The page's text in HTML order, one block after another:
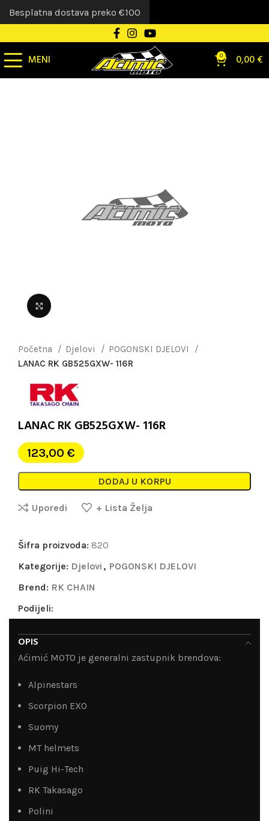
MENI 0 0,00€
Početna Djelovi
POGONSKI DJELOVI
LANAC RK GB525GXW- 116R
LANAC RK GB525GXW- 116R
123,00 €
DODAJ U KORPU
Uporedi + Lista Želja
Šifra proizvoda: 820
Kategorije: Djelovi , POGONSKI DJELOVI
Brend: RK CHAIN
Podijeli:
OPIS
Aćimić MOTO je generalni zastupnik brendova:
Alpinestars
Scorpion EXO
Suomy
MT helmets
Puig Hi-Tech
RK Takasago
Polini
Besplatna dostava preko €100